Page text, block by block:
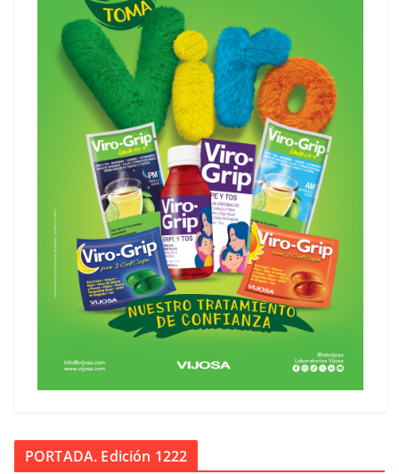
PORTADA. Edición 1222